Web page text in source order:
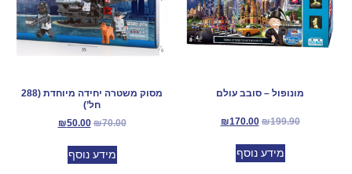
מונופול – סובב עולם
₪199.90
₪170.00
מידע נוסף
מסוק משטרה יחידה מיוחדת (288
חל’)
₪70.00
₪50.00
מידע נוסף